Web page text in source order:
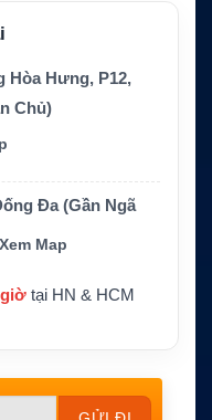
cấu hình feed
hàng hải
Hòa Hưng, P12,
Chủ)
Đa (Gần Ngã
Xem Map
tại HN & HCM
Please